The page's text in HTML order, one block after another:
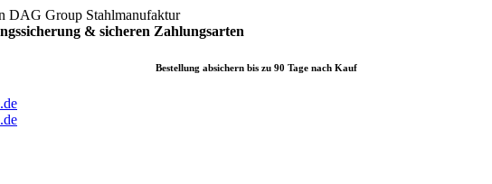
DAG Group Stahlmanufaktur
& sicheren Zahlungsarten
Bestellung absichern bis zu 90 Tage nach Kauf